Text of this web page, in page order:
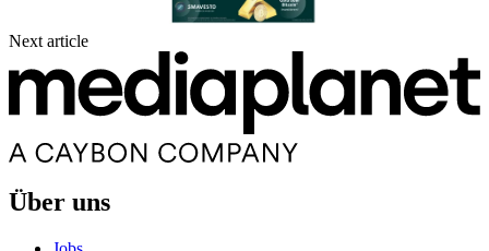
Next article
Über uns